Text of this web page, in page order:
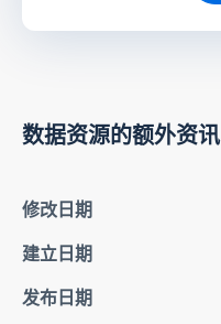
数据资源的额外资讯
修改日期
建立日期
发布日期